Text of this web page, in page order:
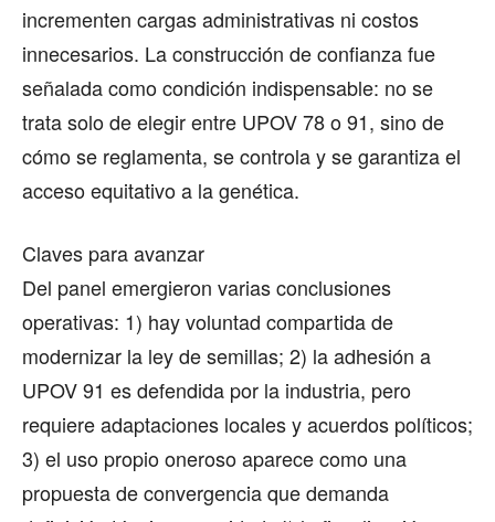
incrementen cargas administrativas ni costos
innecesarios. La construcción de confianza fue
señalada como condición indispensable: no se
trata solo de elegir entre UPOV 78 o 91, sino de
cómo se reglamenta, se controla y se garantiza el
acceso equitativo a la genética.
Claves para avanzar
Del panel emergieron varias conclusiones
operativas: 1) hay voluntad compartida de
modernizar la ley de semillas; 2) la adhesión a
UPOV 91 es defendida por la industria, pero
requiere adaptaciones locales y acuerdos políticos;
3) el uso propio oneroso aparece como una
propuesta de convergencia que demanda